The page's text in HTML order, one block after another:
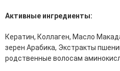
Защита от солнца для тела
Лосьоны, сыворотки и
Масла для тела
Молочко для тела
Активные ингредиенты:
Кератин, Коллаген, Масло
зерен Арабика, Экстракты
родственные волосам